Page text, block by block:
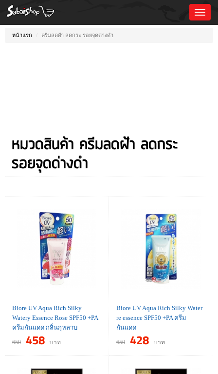
Toggle
หน้าแรก ครีมลดฝ้า ลดกระ รอยจุดด่างดำ
หมวดสินค้า ครีมลดฝ้า ลดกระ
รอยจุดด่างดำ
Biore UV Aqua Rich Silky
Watery Essence Rose SPF50 +PA
ครีมกันแดด กลิ่นกุหลาบ
650 458 บาท
Biore UV Aqua Rich Silky Water
re essence SPF50 +PA ครีม
กันแดด
650 428 บาท